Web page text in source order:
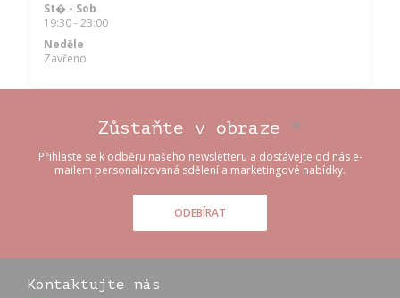
St� - Sob
19:30 - 23:00
Neděle
Zavřeno
Zůstaňte v obraze *
Přihlaste se k odběru našeho newsletteru a dostávejte od nás e-
mailem personalizovaná sdělení a marketingové nabídky.
ODEBÍRAT
Kontaktujte nás